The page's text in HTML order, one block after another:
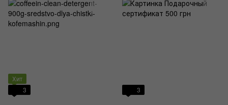
Хит
3
3